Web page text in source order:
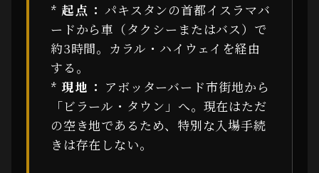
* 起点： パキスタンの首都イスラマバ
ードから車（タクシーまたはバス）で
約3時間。カラル・ハイウェイを経由
する。
* 現地： アボッターバード市街地から
「ビラール・タウン」へ。現在はただ
の空き地であるため、特別な入場手続
きは存在しない。